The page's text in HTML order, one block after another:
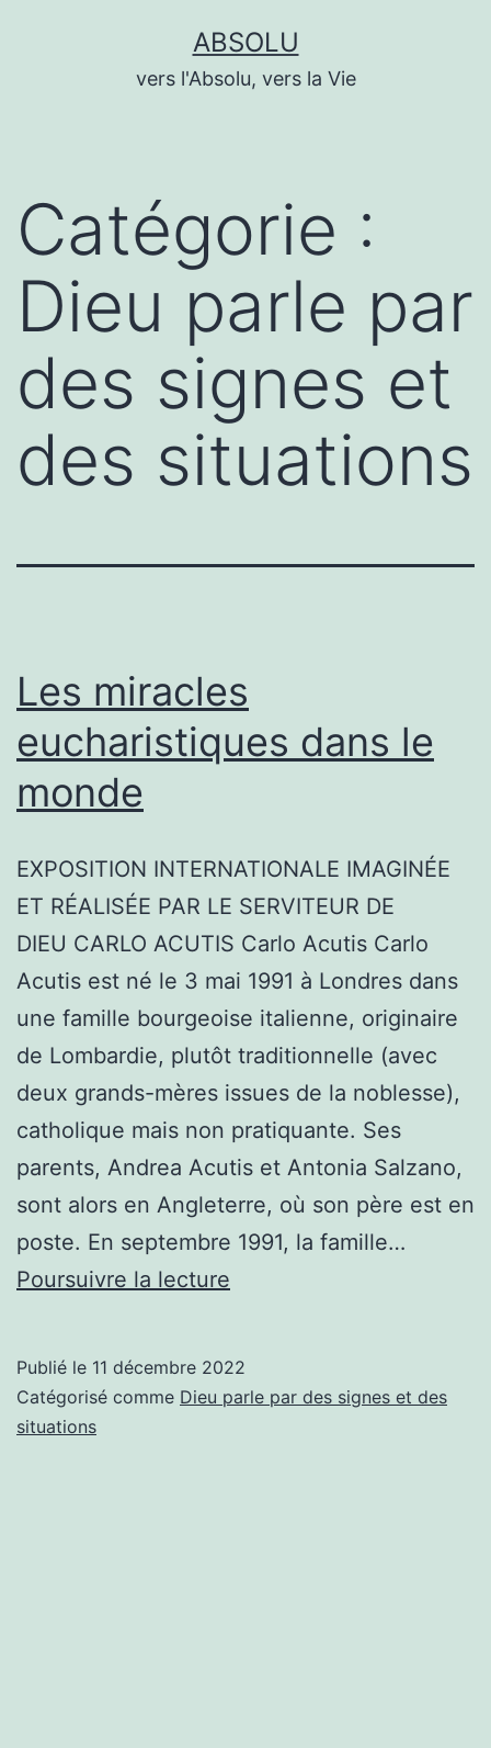
ABSOLU
vers l'Absolu, vers la Vie
Catégorie :
Dieu parle par
des signes et
des situations
Les miracles
eucharistiques dans le
monde
EXPOSITION INTERNATIONALE IMAGINÉE
ET RÉALISÉE PAR LE SERVITEUR DE
DIEU CARLO ACUTIS Carlo Acutis Carlo
Acutis est né le 3 mai 1991 à Londres dans
une famille bourgeoise italienne, originaire
de Lombardie, plutôt traditionnelle (avec
deux grands-mères issues de la noblesse),
catholique mais non pratiquante. Ses
parents, Andrea Acutis et Antonia Salzano,
sont alors en Angleterre, où son père est en
poste. En septembre 1991, la famille…
Poursuivre la lecture
dans
Publié le 11 décembre 2022
Catégorisé comme Dieu parle par des signes et des
situations